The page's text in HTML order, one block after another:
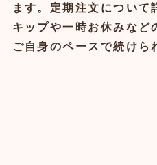
ます。定期注文について
キップや一時お休みなど
ご自身のペースで続けら